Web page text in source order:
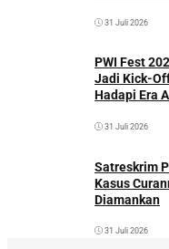
31 Juli 2026
PWI Fest
Jadi Kick-
Hadapi Era
31 Juli 2026
Satreskrim
Kasus
Diamankan
31 Juli 2026